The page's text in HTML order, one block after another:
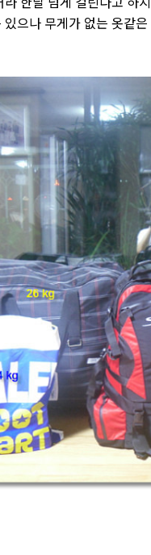
있으나 무게가 없는 옷같